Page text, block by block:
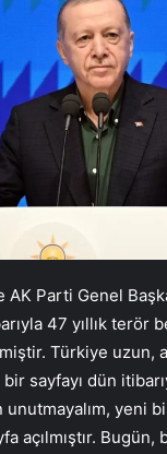
AK Parti Genel
47 yıllık terör
Türkiye uzun,
sayfayı dün
unutmayalım, yeni
açılmıştır. Bugün,